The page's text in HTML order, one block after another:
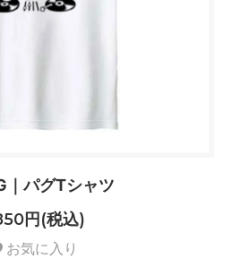
｜パグTシャツ
円(税込)
お気に入り